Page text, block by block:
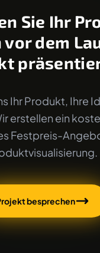
Sie Ihr
vor dem
Ihr Produkt, Ihre
erstellen ein
Festpreis-
besprechen